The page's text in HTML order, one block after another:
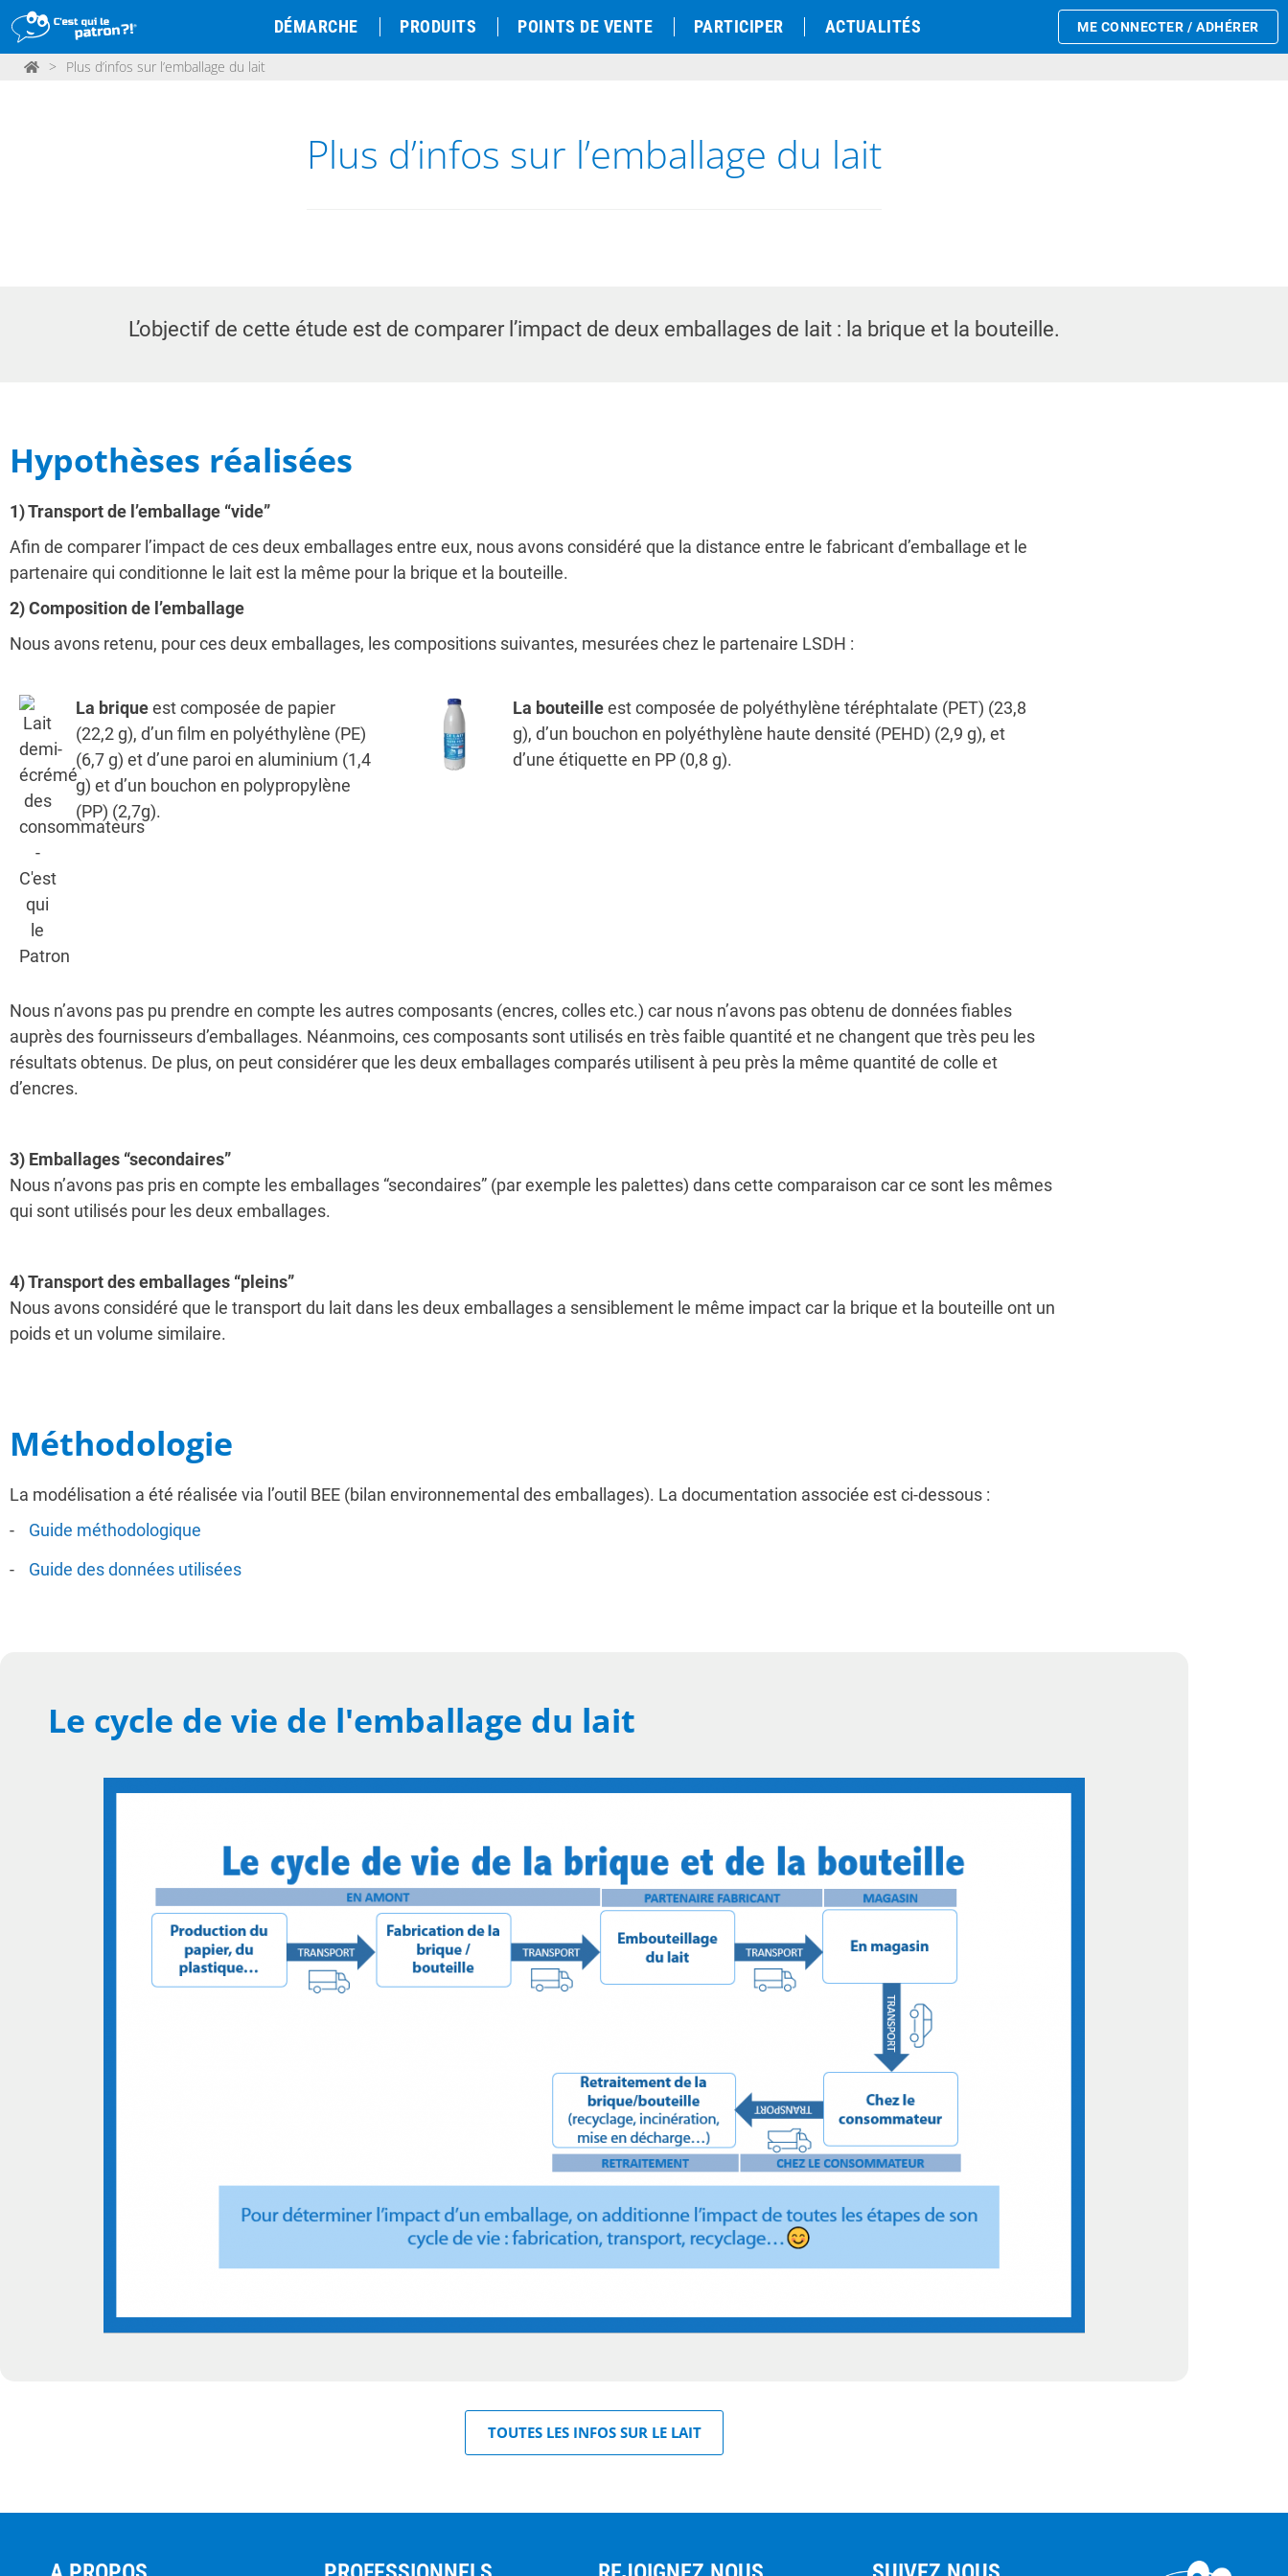
DÉMARCHE PRODUITS POINTS DE VENTE PARTICIPER ACTUALITÉS ME CONNECTER / ADHÉRER
> Plus d’infos sur l’emballage du lait
Plus d’infos sur l’emballage du lait
L’objectif de cette étude est de comparer l’impact de deux emballages de lait : la brique et la bouteille.
Hypothèses réalisées
1) Transport de l’emballage “vide”
Afin de comparer l’impact de ces deux emballages entre eux, nous avons considéré que la distance entre le fabricant d’emballage et le
partenaire qui conditionne le lait est la même pour la brique et la bouteille.
2) Composition de l’emballage
Nous avons retenu, pour ces deux emballages, les compositions suivantes, mesurées chez le partenaire LSDH :
La briqueest composée de papier
(22,2 g), d’un film en polyéthylène (PE)
(6,7 g) et d’une paroi en aluminium (1,4
g) et d’un bouchon en polypropylène
(PP) (2,7g).
La bouteilleest composée de polyéthylène téréphtalate (PET) (23,8
g), d’un bouchon en polyéthylène haute densité (PEHD) (2,9 g), et
d’une étiquette en PP (0,8 g).
Nous n’avons pas pu prendre en compte les autres composants (encres, colles etc.) car nous n’avons pas obtenu de données fiables
auprès des fournisseurs d’emballages. Néanmoins, ces composants sont utilisés en très faible quantité et ne changent que très peu les
résultats obtenus. De plus, on peut considérer que les deux emballages comparés utilisent à peu près la même quantité de colle et
d’encres.
3) Emballages “secondaires”
Nous n’avons pas pris en compte les emballages “secondaires” (par exemple les palettes) dans cette comparaison car ce sont les mêmes
qui sont utilisés pour les deux emballages.
4) Transport des emballages “pleins”
Nous avons considéré que le transport du lait dans les deux emballages a sensiblement le même impact car la brique et la bouteille ont un
poids et un volume similaire.
Méthodologie
La modélisation a été réalisée via l’outil BEE (bilan environnemental des emballages). La documentation associée est ci-dessous :
Guide méthodologique
Guide des données utilisées
Le cycle de vie de l'emballage du lait
TOUTES LES INFOS SUR LE LAIT